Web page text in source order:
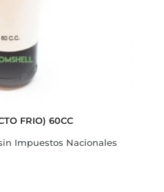
FRIO) 60CC
Impuestos Nacionales